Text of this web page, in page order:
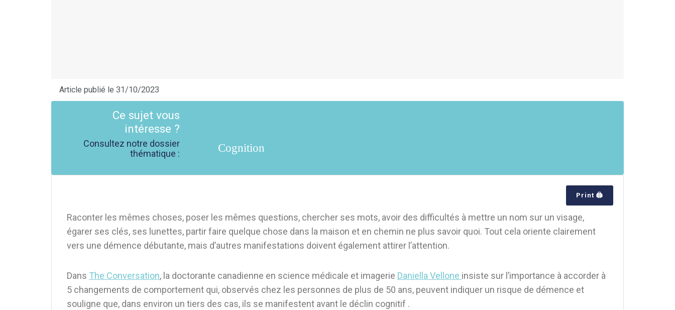
Article publié le 31/10/2023
Ce sujet vous
intéresse ?
Consultez notre dossier
thématique :
Cognition
Print 🖨
Raconter les mêmes choses, poser les mêmes questions, chercher ses mots, avoir des difficultés à mettre un nom sur un visage,
égarer ses clés, ses lunettes, partir faire quelque chose dans la maison et en chemin ne plus savoir quoi. Tout cela oriente clairement
vers une démence débutante, mais d’autres manifestations doivent également attirer l’attention.
Dans The Conversation, la doctorante canadienne en science médicale et imagerie Daniella Vellone insiste sur l’importance à accorder à
5 changements de comportement qui, observés chez les personnes de plus de 50 ans, peuvent indiquer un risque de démence et
souligne que, dans environ un tiers des cas, ils se manifestent avant le déclin cognitif .